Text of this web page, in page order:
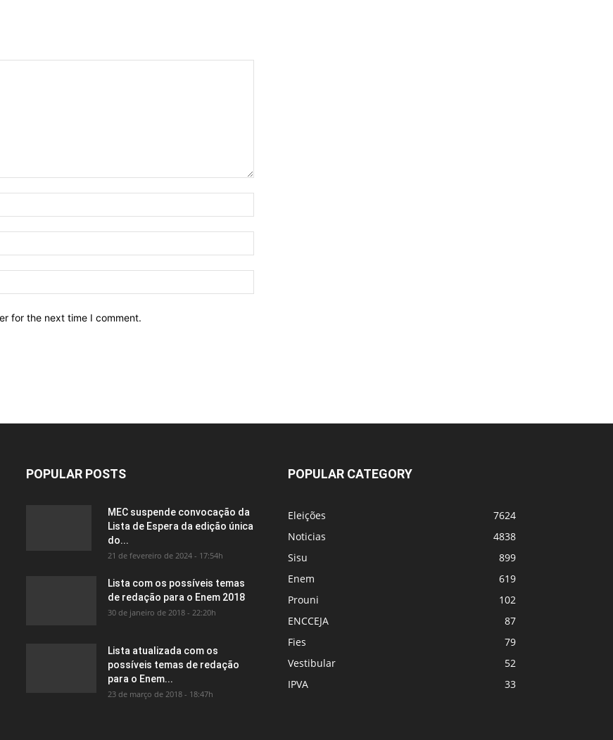
for the next time I comment.
POPULAR POSTS
MEC suspende convocação da
Lista de Espera da edição única
do...
21 de fevereiro de 2024 - 17:54h
Lista com os possíveis temas
de redação para o Enem 2018
30 de janeiro de 2018 - 22:20h
Lista atualizada com os
possíveis temas de redação
para o Enem...
23 de março de 2018 - 18:47h
POPULAR CATEGORY
Eleições
7624
Noticias
4838
Sisu
899
Enem
619
Prouni
102
ENCCEJA
87
Fies
79
Vestibular
52
IPVA
33